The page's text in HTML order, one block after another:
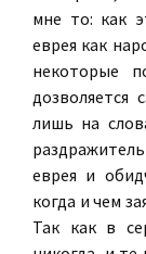
мне то: как
еврея как
некоторые
лишь на
еврея и
когда и чем
Так как в